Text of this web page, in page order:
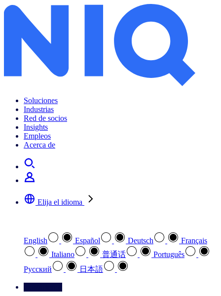
Soluciones
Industrias
Red de socios
Insights
Empleos
Acerca de
Elija el idioma
English Español Deutsch
Français
Italiano
普通话
Português
Pусский
日本語